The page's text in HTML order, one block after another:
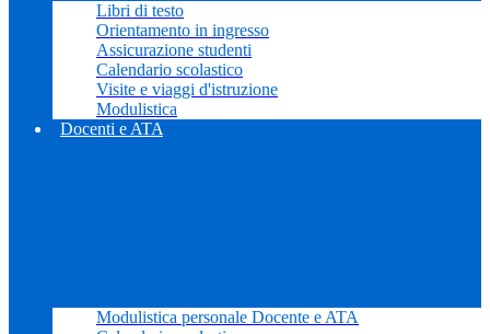
Libri di testo
Orientamento in ingresso
Assicurazione studenti
Calendario scolastico
Visite e viaggi d'istruzione
Modulistica
Docenti e ATA
Modulistica personale Docente e ATA